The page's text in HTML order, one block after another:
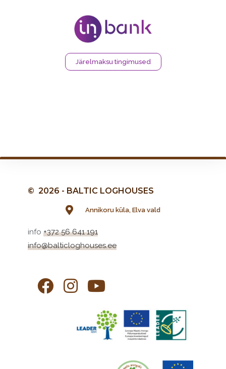
Järelmaksu tingimused
© 2026 - BALTIC LOGHOUSES
Annikoru küla, Elva vald
info +372 56 641 191
info@balticloghouses.ee